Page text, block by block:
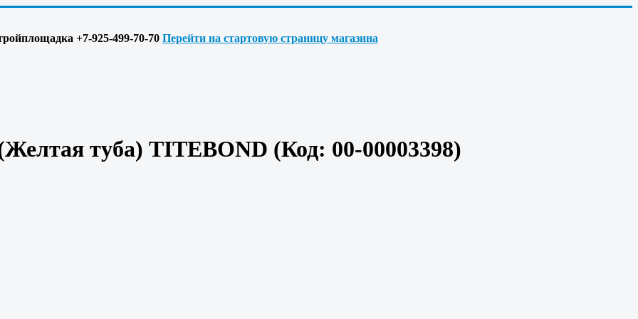
+7-925-499-70-70 Перейти на стартовую страницу магазина
туба) TITEBOND (Код: 00-00003398)